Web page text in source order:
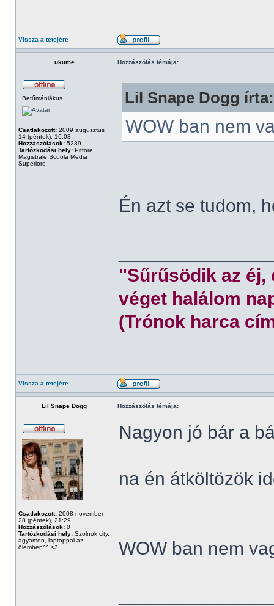
Vissza a tetejére
ukume Hozzászólás témája:
Betűmániákus
Csatlakozott: 2009 augusztus
14 (péntek), 16:03
Hozzászólások: 5239
Tartózkodási hely: Pittore
Magistrale Scuola Media
Superiore
Lil Snape Dogg írta:
WOW ban nem
Én azt se tudom,
"Sűrűsödik az éj,
véget halálom
(Trónok harca
Vissza a tetejére
Lil Snape Dogg Hozzászólás témája:
Csatlakozott: 2008 november
28 (péntek), 21:29
Hozzászólások: 0
Tartózkodási hely: Szolnok city,
ágyamon, laptoppal az
ölemben^^ <3
Nagyon jó bár a
na én átköltözök
WOW ban nem